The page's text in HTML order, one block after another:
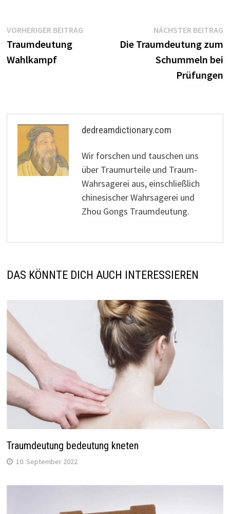
Beitragsnavigation
VORHERIGER BEITRAGVorheriger
Traumdeutung
Wahlkampf
NÄCHSTER BEITRAG
Die Traumdeutung zum
Schummeln bei
Prüfungen
dedreamdictionary.com
Wir forschen und tauschen uns
über Traumurteile und Traum-
Wahrsagerei aus, einschließlich
chinesischer Wahrsagerei und
Zhou Gongs Traumdeutung.
DAS KÖNNTE DICH AUCH INTERESSIEREN
Traumdeutung bedeutung kneten
10. September 2022